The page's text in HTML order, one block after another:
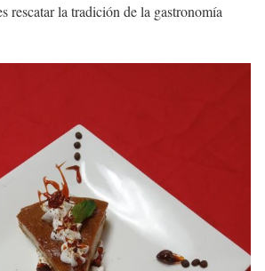
rescatar la tradición de la gastronomía